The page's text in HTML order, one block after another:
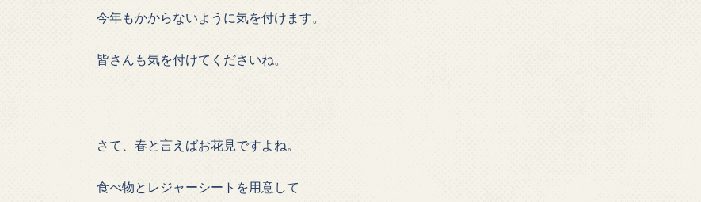
今年もかからないように気を付けます。
皆さんも気を付けてくださいね。
さて、春と言えばお花見ですよね。
食べ物とレジャーシートを用意して